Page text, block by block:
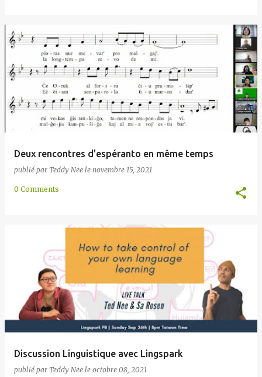
Deux rencontres d'espéranto en même temps
publié par Teddy Nee le novembre 15, 2021
0 Comments
Discussion Linguistique avec Lingspark
publié par Teddy Nee le octobre 08, 2021